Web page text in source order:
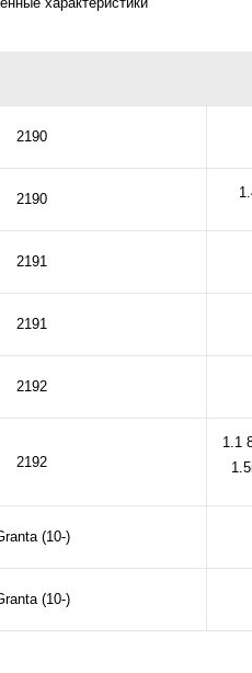
2190
2190
2191
2191
2192
2192
1.1
(10-)
(10-)